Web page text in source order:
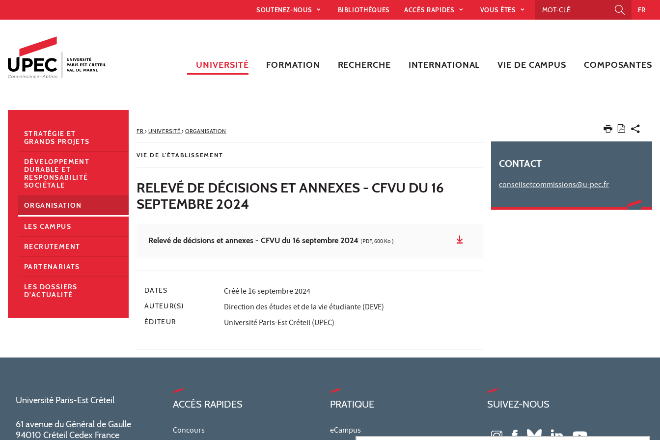
Accès directs
Recherche
Navigation secondaire
SOUTENEZ-NOUS BIBLIOTHÈQUES ACCÈS RAPIDES VOUS ÊTES FR
UNIVERSITÉ FORMATION RECHERCHE INTERNATIONAL VIE DE CAMPUS COMPOSANTES
FR › UNIVERSITÉ › ORGANISATION
VIE DE L'ÉTABLISSEMENT
RELEVÉ DE DÉCISIONS ET ANNEXES - CFVU DU 16
SEPTEMBRE 2024
Relevé de décisions et annexes - CFVU du 16 septembre 2024 (PDF, 600 Ko )
DATES Créé le16 septembre 2024
AUTEUR(S) Direction des études et de la vie étudiante (DEVE)
ÉDITEUR Université Paris-Est Créteil (UPEC)
CONTACT
conseilsetcommissions@u-pec.fr
STRATÉGIE ET
GRANDS PROJETS
DÉVELOPPEMENT
DURABLE ET
RESPONSABILITÉ
SOCIÉTALE
ORGANISATION
LES CAMPUS
RECRUTEMENT
PARTENARIATS
LES DOSSIERS
D'ACTUALITÉ
Université Paris-Est Créteil
61 avenue du Général de Gaulle
94010 Créteil Cedex France
ACCÈS RAPIDES
Concours
PRATIQUE
eCampus
SUIVEZ-NOUS